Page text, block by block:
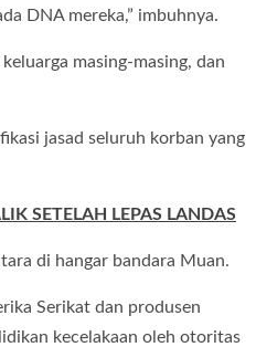
DNA mereka,” imbuhnya.
masing-masing, dan
jasad seluruh korban yang
SETELAH LEPAS LANDAS
di hangar bandara Muan.
Serikat dan produsen
kecelakaan oleh otoritas